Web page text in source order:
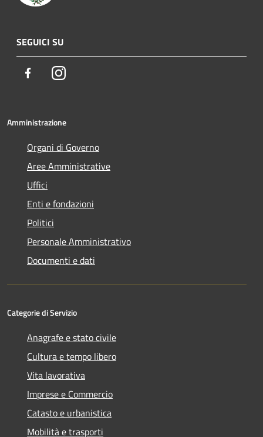
SEGUICI SU
FacebookInstagram
Amministrazione
Organi di Governo
Aree Amministrative
Uffici
Enti e fondazioni
Politici
Personale Amministrativo
Documenti e dati
Categorie di Servizio
Anagrafe e stato civile
Cultura e tempo libero
Vita lavorativa
Imprese e Commercio
Catasto e urbanistica
Mobilità e trasporti